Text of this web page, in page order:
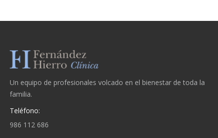
Un equipo de profesionales volcado en el bienestar de toda la
familia.
Teléfono:
986 112 686